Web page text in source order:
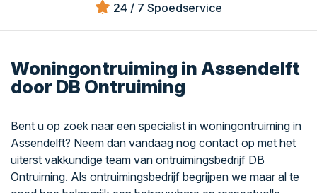
24 / 7 Spoedservice
Woningontruiming in Assendelft
door DB Ontruiming
Bent u op zoek naar een specialist in woningontruiming in
Assendelft? Neem dan vandaag nog contact op met het
uiterst vakkundige team van ontruimingsbedrijf DB
Ontruiming. Als ontruimingsbedrijf begrijpen we maar al te